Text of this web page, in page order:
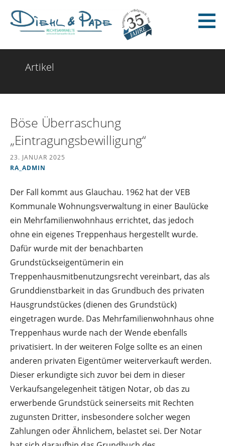
Inhalt
springen
Diehl & Pape - Rechtsanwälte
Artikel
Böse Überraschung
„Eintragungsbewilligung“
23. JANUAR 2025
RA_ADMIN
Der Fall kommt aus Glauchau. 1962 hat der VEB
Kommunale Wohnungsverwaltung in einer Baulücke
ein Mehrfamilienwohnhaus errichtet, das jedoch
ohne ein eigenes Treppenhaus hergestellt wurde.
Dafür wurde mit der benachbarten
Grundstückseigentümerin ein
Treppenhausmitbenutzungsrecht vereinbart, das als
Grunddienstbarkeit in das Grundbuch des privaten
Hausgrundstückes (dienen des Grundstück)
eingetragen wurde. Das Mehrfamilienwohnhaus ohne
Treppenhaus wurde nach der Wende ebenfalls
privatisiert. In der weiteren Folge sollte es an einen
anderen privaten Eigentümer weiterverkauft werden.
Dieser erkundigte sich zuvor bei dem in dieser
Verkaufsangelegenheit tätigen Notar, ob das zu
erwerbende Grundstück seinerseits mit Rechten
zugunsten Dritter, insbesondere solcher wegen
Zahlungen oder Ähnlichem, belastet sei. Der Notar